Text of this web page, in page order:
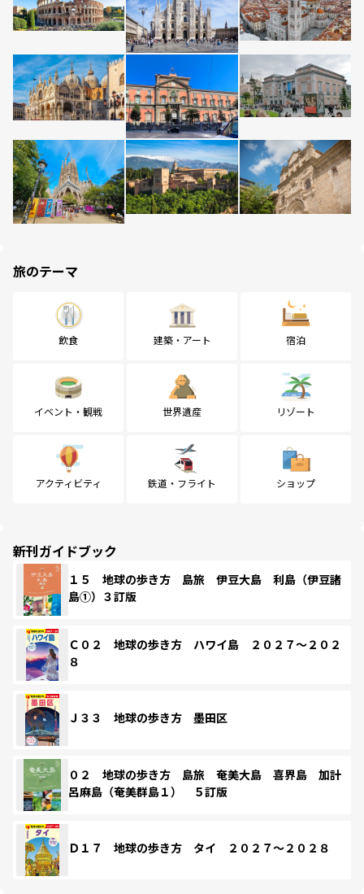
旅のテーマ
飲食 建築・アート 宿泊
イベント・観戦 世界遺産 リゾート
アクティビティ 鉄道・フライト ショップ
新刊ガイドブック
１５ 地球の歩き方 島旅 伊豆大島 利島（伊豆諸
島①）３訂版
Ｃ０２ 地球の歩き方 ハワイ島 ２０２７～２０２
８
Ｊ３３ 地球の歩き方 墨田区
０２ 地球の歩き方 島旅 奄美大島 喜界島 加計
呂麻島（奄美群島１） ５訂版
Ｄ１７ 地球の歩き方 タイ ２０２７～２０２８